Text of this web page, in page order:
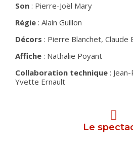
Son : Pierre-Joël Mary
Régie : Alain Guillon
Décors : Pierre Blanchet, Claude
Affiche : Nathalie Poyant
Collaboration technique :
Yvette Ernault
Le